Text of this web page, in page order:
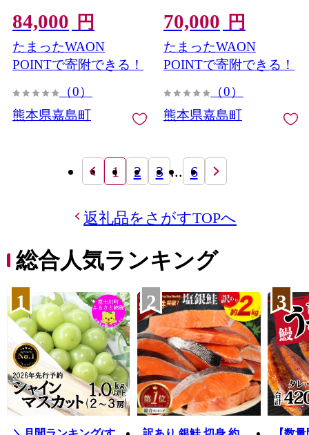
嘉島
84,000 円
たまったWAON
POINTで寄附できる！
（0）
熊本県嘉島町
嘉島
70,000 円
たまったWAON
POINTで寄附できる！
（0）
熊本県嘉島町
1 2 3 ... 6
返礼品をさがすTOPへ
総合人気ランキング
1 2 3